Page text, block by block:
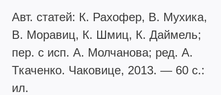
Авт. статей: К. Рахофер, В. Мухика,
В. Моравиц, К. Шмиц, К. Даймель;
пер. с исп. А. Молчанова; ред. А.
Ткаченко. Чаковице, 2013. — 60 с.:
ил.